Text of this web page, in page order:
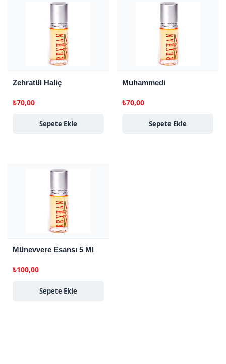
Zehratül Haliç
₺70,00
Sepete Ekle
Muhammedi
₺70,00
Sepete Ekle
Münevvere Esansı 5 Ml
₺100,00
Sepete Ekle